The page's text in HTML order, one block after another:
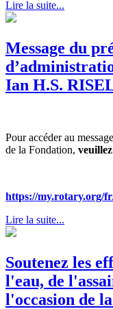
Lire la suite...
Message du
Ian H.S.
Pour accéder au
de la Fondation,
https://my.rotary.org/
Lire la suite...
Soutenez les
l'eau, de
l'occasion de